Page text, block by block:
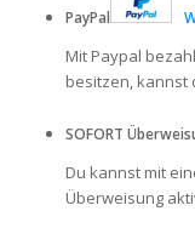
PayPal
Mit Paypal
besitzen, kannst
SOFORT
Du kannst mit
Überweisung